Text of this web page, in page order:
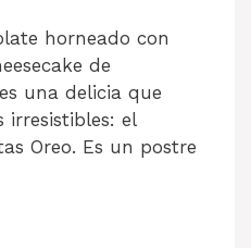
horneado con
de
una delicia que
irresistibles: el
Oreo. Es un postre